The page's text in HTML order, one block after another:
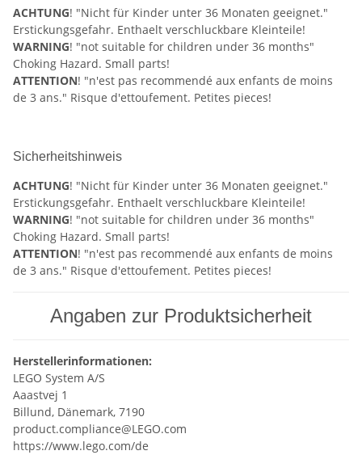
ACHTUNG! "Nicht für Kinder unter 36 Monaten geeignet."
Erstickungsgefahr. Enthaelt verschluckbare Kleinteile!
WARNING! "not suitable for children under 36 months"
Choking Hazard. Small parts!
ATTENTION! "n'est pas recommendé aux enfants de moins
de 3 ans." Risque d'ettoufement. Petites pieces!
Sicherheitshinweis
ACHTUNG! "Nicht für Kinder unter 36 Monaten geeignet."
Erstickungsgefahr. Enthaelt verschluckbare Kleinteile!
WARNING! "not suitable for children under 36 months"
Choking Hazard. Small parts!
ATTENTION! "n'est pas recommendé aux enfants de moins
de 3 ans." Risque d'ettoufement. Petites pieces!
Angaben zur Produktsicherheit
Herstellerinformationen:
LEGO System A/S
Aaastvej 1
Billund, Dänemark, 7190
product.compliance@LEGO.com
https://www.lego.com/de